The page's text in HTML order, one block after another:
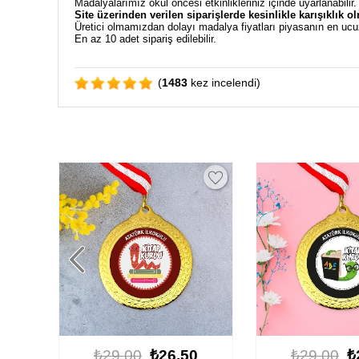
Madalyalarımız okul öncesi etkinlikleriniz içinde uyarlanabilir.
Site üzerinden verilen siparişlerde kesinlikle karışıklık
Üretici olmamızdan dolayı madalya fiyatları piyasanın en
En az 10 adet sipariş edilebilir.
(1483 kez incelendi)
₺29.00 ₺26.50 ₺29.00